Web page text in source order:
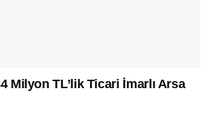
Milyon TL’lik Ticari İmarlı Arsa